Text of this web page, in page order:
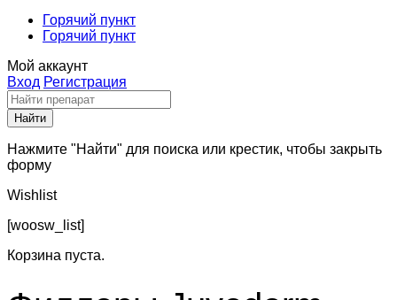
Горячий пункт
Горячий пункт
Мой аккаунт
Вход Регистрация
Нажмите "Найти" для поиска или крестик, чтобы закрыть
форму
Wishlist
[woosw_list]
Корзина пуста.